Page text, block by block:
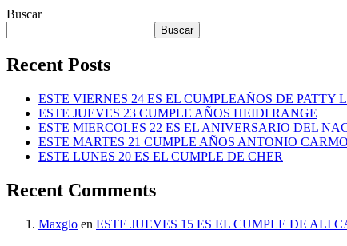
Buscar
Buscar
Recent Posts
ESTE VIERNES 24 ES EL CUMPLEAÑOS DE PATTY
ESTE JUEVES 23 CUMPLE AÑOS HEIDI RANGE
ESTE MIERCOLES 22 ES EL ANIVERSARIO DEL
ESTE MARTES 21 CUMPLE AÑOS ANTONIO
ESTE LUNES 20 ES EL CUMPLE DE CHER
Recent Comments
Maxglo en ESTE JUEVES 15 ES EL CUMPLE DE ALI